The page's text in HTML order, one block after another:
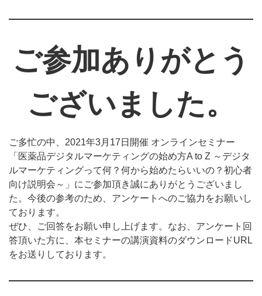
ご参加ありがとう
ございました。
ご多忙の中、2021年3月17日開催 オンラインセミナー
「医薬品デジタルマーケティングの始め方A to Z ～デジタ
ルマーケティングって何？何から始めたらいいの？初心者
向け説明会～」にご参加頂き誠にありがとうございまし
た。今後の参考のため、アンケートへのご協力をお願いし
ております。
ぜひ、ご回答をお願い申し上げます。なお、アンケート回
答頂いた方に、本セミナーの講演資料のダウンロードURL
をお送りしております。